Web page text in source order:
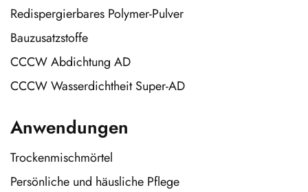
Redispergierbares Polymer-Pulver
Bauzusatzstoffe
CCCW Abdichtung AD
CCCW Wasserdichtheit Super-AD
Anwendungen
Trockenmischmörtel
Persönliche und häusliche Pflege